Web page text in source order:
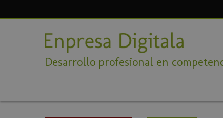
Desarrollo profesional en